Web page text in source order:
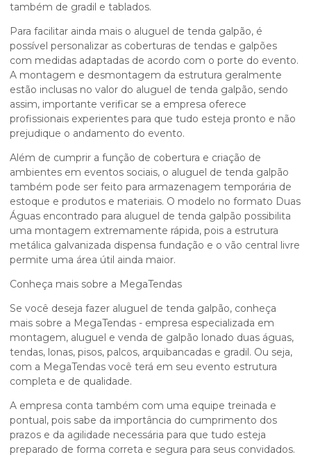
também de gradil e tablados.
Para facilitar ainda mais o aluguel de tenda galpão, é
possível personalizar as coberturas de tendas e galpões
com medidas adaptadas de acordo com o porte do evento.
A montagem e desmontagem da estrutura geralmente
estão inclusas no valor do aluguel de tenda galpão, sendo
assim, importante verificar se a empresa oferece
profissionais experientes para que tudo esteja pronto e não
prejudique o andamento do evento.
Além de cumprir a função de cobertura e criação de
ambientes em eventos sociais, o aluguel de tenda galpão
também pode ser feito para armazenagem temporária de
estoque e produtos e materiais. O modelo no formato Duas
Águas encontrado para aluguel de tenda galpão possibilita
uma montagem extremamente rápida, pois a estrutura
metálica galvanizada dispensa fundação e o vão central livre
permite uma área útil ainda maior.
Conheça mais sobre a MegaTendas
Se você deseja fazer aluguel de tenda galpão, conheça
mais sobre a MegaTendas - empresa especializada em
montagem, aluguel e venda de galpão lonado duas águas,
tendas, lonas, pisos, palcos, arquibancadas e gradil. Ou seja,
com a MegaTendas você terá em seu evento estrutura
completa e de qualidade.
A empresa conta também com uma equipe treinada e
pontual, pois sabe da importância do cumprimento dos
prazos e da agilidade necessária para que tudo esteja
preparado de forma correta e segura para seus convidados.